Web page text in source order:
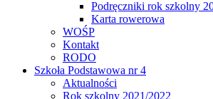
Podręczniki rok szkolny
Karta rowerowa
WOŚP
Kontakt
RODO
Szkoła Podstawowa nr 4
Aktualności
Rok szkolny 2021/2022